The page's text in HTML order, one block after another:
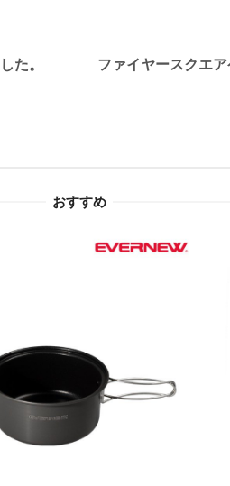
た。
ファイヤースクエ
おすすめ